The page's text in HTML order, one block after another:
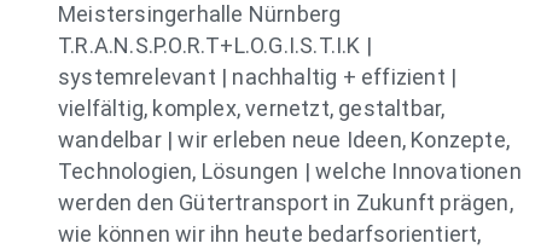
Meistersingerhalle Nürnberg
T.R.A.N.S.P.O.R.T+L.O.G.I.S.T.I.K |
systemrelevant | nachhaltig + effizient |
vielfältig, komplex, vernetzt, gestaltbar,
wandelbar | wir erleben neue Ideen, Konzepte,
Technologien, Lösungen | welche Innovationen
werden den Gütertransport in Zukunft prägen,
wie können wir ihn heute bedarfsorientiert,